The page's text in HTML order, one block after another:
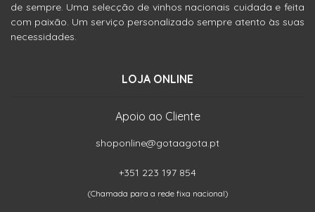
de sempre. Uma selecção de vinhos nacionais cuidada e feita
com paixão. Um serviço personalizado sempre atento às suas
necessidades.
LOJA ONLINE
Apoio ao Cliente
shoponline@gotaagota.pt
+351 223 197 854
(Chamada para a rede fixa nacional)